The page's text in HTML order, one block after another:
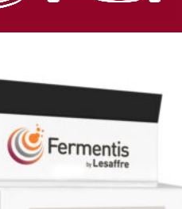
fermentação